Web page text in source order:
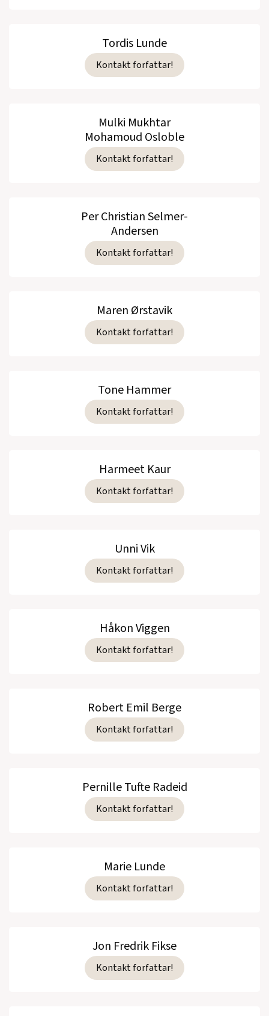
Tordis Lunde
Kontakt forfattar!
Mulki Mukhtar
Mohamoud Osloble
Kontakt forfattar!
Per Christian Selmer-
Andersen
Kontakt forfattar!
Maren Ørstavik
Kontakt forfattar!
Tone Hammer
Kontakt forfattar!
Harmeet Kaur
Kontakt forfattar!
Unni Vik
Kontakt forfattar!
Håkon Viggen
Kontakt forfattar!
Robert Emil Berge
Kontakt forfattar!
Pernille Tufte Radeid
Kontakt forfattar!
Marie Lunde
Kontakt forfattar!
Jon Fredrik Fikse
Kontakt forfattar!